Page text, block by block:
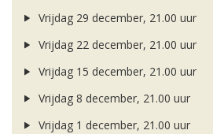
Vrijdag 29 december, 21.00 uur
Vrijdag 22 december, 21.00 uur
Vrijdag 15 december, 21.00 uur
Vrijdag 8 december, 21.00 uur
Vrijdag 1 december, 21.00 uur